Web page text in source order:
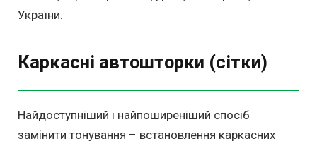
України.
Каркасні автошторки (сітки)
Найдоступніший і найпоширеніший спосіб
замінити тонування – встановлення каркасних